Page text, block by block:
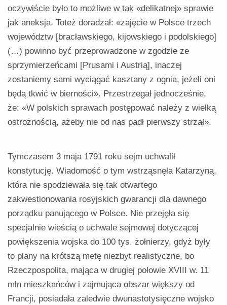
oczywiście było to możliwe w tak «delikatnej» sprawie
jak aneksja. Toteż doradzał: «zajęcie w Polsce trzech
województw [bracławskiego, kijowskiego i podolskiego]
(…) powinno być przeprowadzone w zgodzie ze
sprzymierzeńcami [Prusami i Austrią], inaczej
zostaniemy sami wyciągać kasztany z ognia, jeżeli oni
będą tkwić w bierności». Przestrzegał jednocześnie,
że: «W polskich sprawach postępować należy z wielką
ostrożnością, ażeby nie od nas padł pierwszy strzał».
Tymczasem 3 maja 1791 roku sejm uchwalił
konstytucję. Wiadomość o tym wstrząsnęła Katarzyną,
która nie spodziewała się tak otwartego
zakwestionowania rosyjskich gwarancji dla dawnego
porządku panującego w Polsce. Nie przejęła się
specjalnie wieścią o uchwale sejmowej dotyczącej
powiększenia wojska do 100 tys. żołnierzy, gdyż były
to plany na krótszą metę niezbyt realistyczne, bo
Rzeczpospolita, mająca w drugiej połowie XVIII w. 11
mln mieszkańców i zajmująca obszar większy od
Francji, posiadała zaledwie dwunastotysięczne wojsko